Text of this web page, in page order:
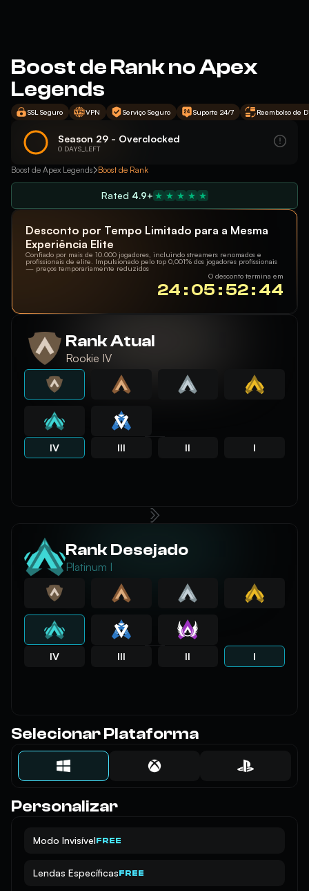
Boost de Rank no Apex
Legends
SSL Seguro VPN Serviço Seguro Suporte 24/7 Reembolso de
Season 29 - Overclocked
0 DAYS_LEFT
Boost de Apex Legends Boost de Rank
Rated 4.9+
Desconto por Tempo Limitado para a Mesma
Experiência Elite
Confiado por mais de 10.000 jogadores, incluindo streamers renomados e
profissionais de elite. Impulsionado pelo top 0,001% dos jogadores profissionais
— preços temporariamente reduzidos
O desconto termina em
24 : 05 : 52 : 43
Rank Atual
Rookie IV
IV III II I
Rank Desejado
Platinum I
IV III II I
Selecionar Plataforma
Personalizar
Modo InvisívelFREE
Lendas EspecíficasFREE